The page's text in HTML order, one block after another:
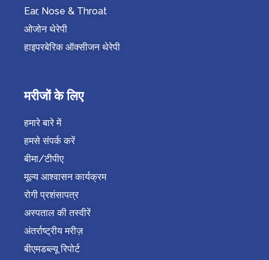
Ear, Nose & Throat
ओजोन थेरेपी
हाइपरबेरिक ऑक्सीजन थेरेपी
मरीजों के लिए
हमारे बारे में
हमसे संपर्क करें
बीमा/टीपीए
मूल्य आश्वासन कार्यक्रम
रोगी प्रशंसापत्र
अस्पताल की तस्वीरें
अंतर्राष्ट्रीय मरीज़
बीएमडब्ल्यू रिपोर्ट